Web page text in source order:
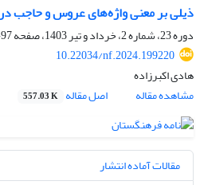
ذیلی بر معنی واژه‌های عروس و
دوره 23، شماره 2، خرداد و تیر 1403، صفحه
97-104
10.22034/nf.2024.199220
هادی اکبرزاده
مشاهده مقاله
اصل مقاله 557.03 K
مقالات آماده انتشار